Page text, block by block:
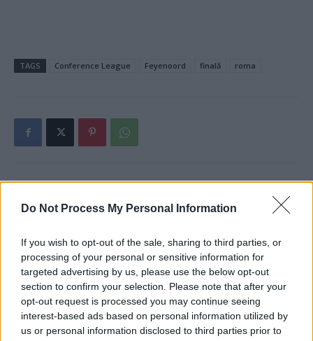
Do Not Process My Personal Information
If you wish to opt-out of the sale, sharing to third parties, or
processing of your personal or sensitive information for
targeted advertising by us, please use the below opt-out
section to confirm your selection. Please note that after your
opt-out request is processed you may continue seeing
interest-based ads based on personal information utilized by
us or personal information disclosed to third parties prior to
TAGS Conference League Feyenoord finală roma
AUTO. Ssang Yong Korando,
Articolul următor
Liniștea păcii sau a fricii? Nu
Publicitate